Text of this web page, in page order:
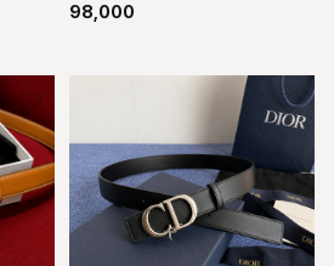
98,000